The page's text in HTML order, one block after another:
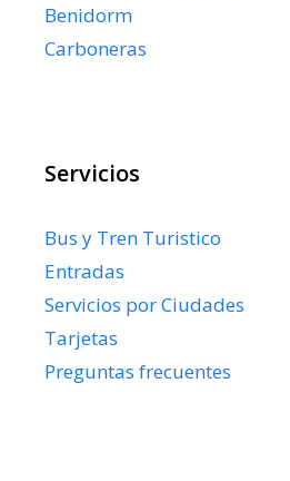
Benidorm
Carboneras
Servicios
Bus y Tren Turistico
Entradas
Servicios por Ciudades
Tarjetas
Preguntas frecuentes